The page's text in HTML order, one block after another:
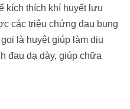
kích thích khí huyết lưu
các triệu chứng đau bụng
là huyệt giúp làm dịu
đau dạ dày, giúp chữa